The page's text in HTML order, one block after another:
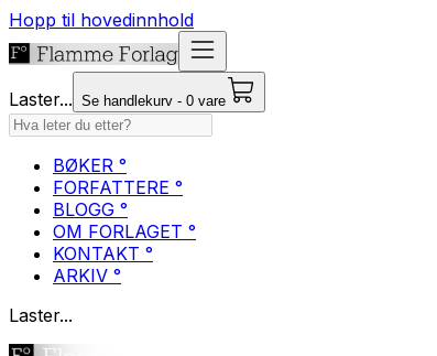
Hopp til hovedinnhold
Laster... Se handlekurv - 0 vare
BØKER °
FORFATTERE °
BLOGG °
OM FORLAGET °
KONTAKT °
ARKIV °
Laster...